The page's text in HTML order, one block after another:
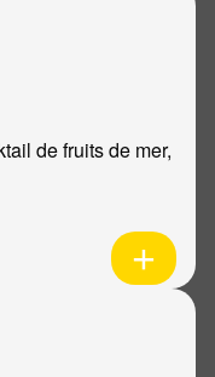
de fruits de mer,